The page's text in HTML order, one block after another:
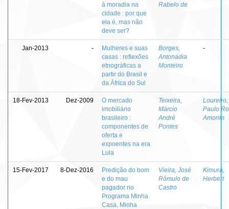
à moradia na
cidade : por que
ela é, mas não
deve ser?
Rabelo de
Jan-2013 -
Mulheres e suas
casas : reflexões
etnográficas a
partir do Brasil e
da África do Sul
Borges,
Antonádia
Monteiro
-
18-Fev-2013 Dez-2009
O mercado
imobiliário
brasileiro :
componentes de
oferta e
expoentes na era
Lula
Teixeira,
Márcio
André
Pontes
Loureiro,
Paulo
Amorim
15-Fev-2017 8-Dez-2016
Predição do bom
e do mau
pagador no
Programa Minha
Casa, Minha
Vieira, José
Rômulo de
Castro
Kimura,
Herbert